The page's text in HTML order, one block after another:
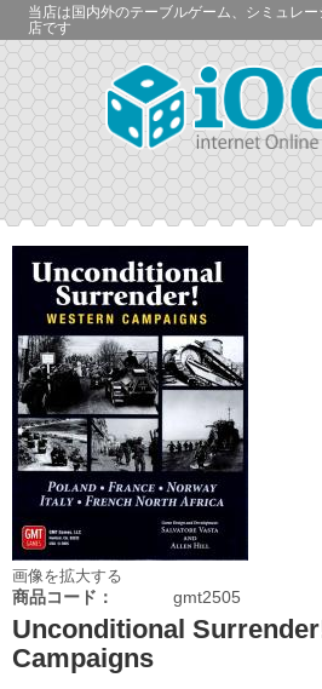
当店は国内外のテーブルゲーム、シミュレ
店です
画像を拡大する
商品コード： gmt2505
Unconditional
Campaigns